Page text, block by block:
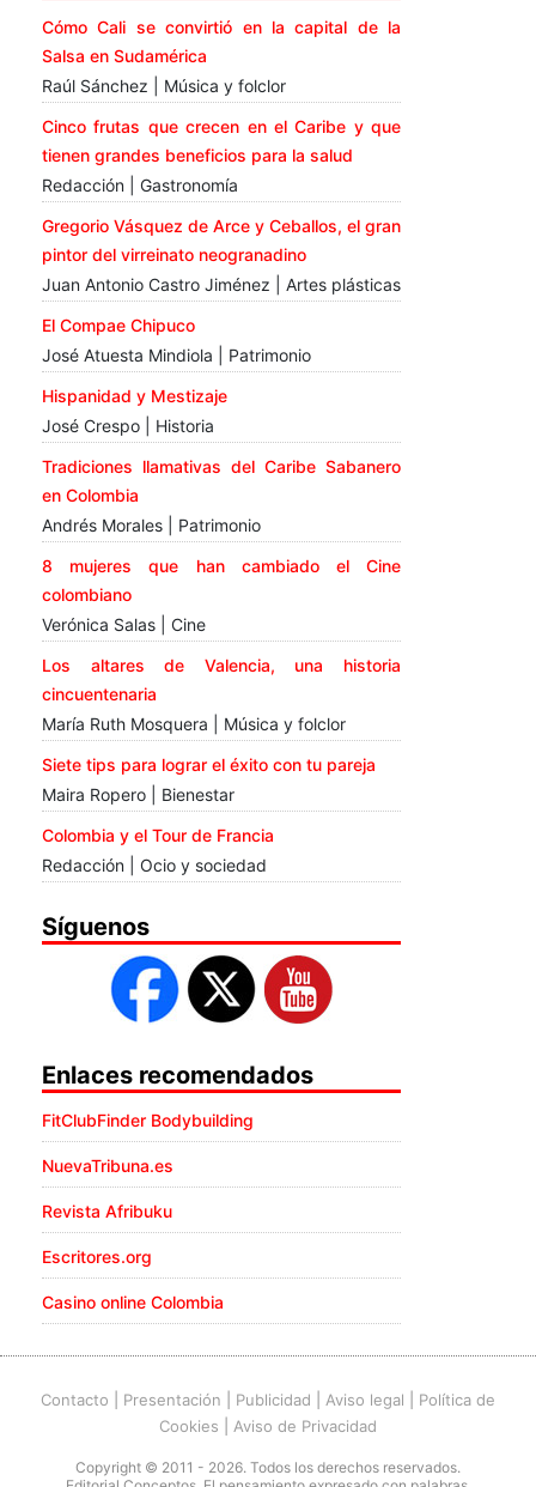
Cómo Cali se convirtió en la capital de la
Salsa en Sudamérica
Raúl Sánchez | Música y folclor
Cinco frutas que crecen en el Caribe y que
tienen grandes beneficios para la salud
Redacción | Gastronomía
Gregorio Vásquez de Arce y Ceballos, el gran
pintor del virreinato neogranadino
Juan Antonio Castro Jiménez | Artes plásticas
El Compae Chipuco
José Atuesta Mindiola | Patrimonio
Hispanidad y Mestizaje
José Crespo | Historia
Tradiciones llamativas del Caribe Sabanero
en Colombia
Andrés Morales | Patrimonio
8 mujeres que han cambiado el Cine
colombiano
Verónica Salas | Cine
Los altares de Valencia, una historia
cincuentenaria
María Ruth Mosquera | Música y folclor
Siete tips para lograr el éxito con tu pareja
Maira Ropero | Bienestar
Colombia y el Tour de Francia
Redacción | Ocio y sociedad
Síguenos
Enlaces recomendados
FitClubFinder Bodybuilding
NuevaTribuna.es
Revista Afribuku
Escritores.org
Casino online Colombia
Contacto Presentación Publicidad Aviso legal
Política de
Cookies
Aviso de Privacidad
Copyright © 2011 - 2026. Todos los derechos reservados.